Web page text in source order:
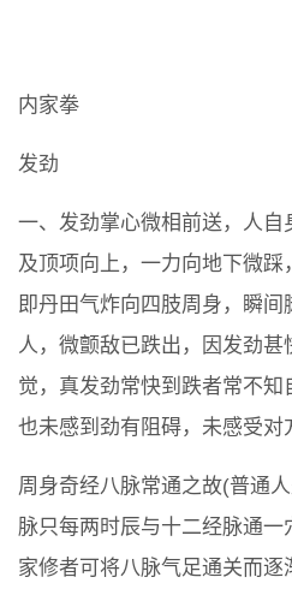
内家拳
发劲
一、发劲掌心微相前送，人自
及顶项向上，一力向地下微踩
即丹田气炸向四肢周身，瞬
人，微颤敌已跌出，因发劲
觉，真发劲常快到跌者常不
也未感到劲有阻碍，未感受对
周身奇经八脉常通之故(普通
脉只每两时辰与十二经脉通
家修者可将八脉气足通关而